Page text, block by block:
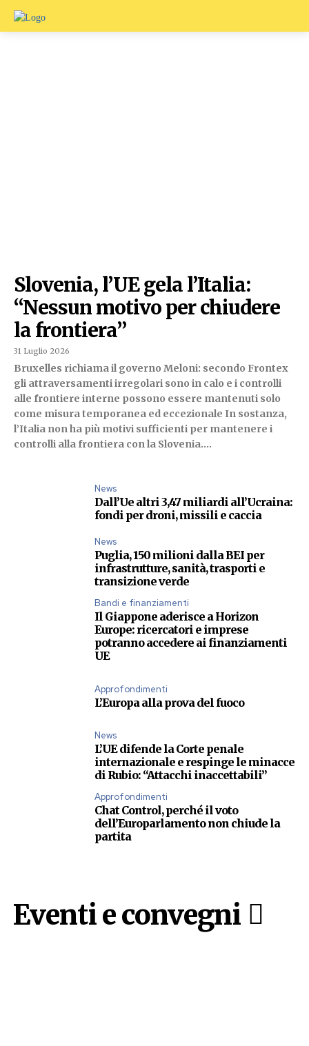
Slovenia, l’UE gela l’Italia:
“Nessun motivo per chiudere
la frontiera”
31 Luglio 2026
Bruxelles richiama il governo Meloni: secondo Frontex
gli attraversamenti irregolari sono in calo e i controlli
alle frontiere interne possono essere mantenuti solo
come misura temporanea ed eccezionale In sostanza,
l’Italia non ha più motivi sufficienti per mantenere i
controlli alla frontiera con la Slovenia....
News
Dall’Ue altri 3,47 miliardi all’Ucraina:
fondi per droni, missili e caccia
News
Puglia, 150 milioni dalla BEI per
infrastrutture, sanità, trasporti e
transizione verde
Bandi e finanziamenti
Il Giappone aderisce a Horizon
Europe: ricercatori e imprese
potranno accedere ai finanziamenti
UE
Approfondimenti
L’Europa alla prova del fuoco
News
L’UE difende la Corte penale
internazionale e respinge le minacce
di Rubio: “Attacchi inaccettabili”
Approfondimenti
Chat Control, perché il voto
dell’Europarlamento non chiude la
partita
Eventi e convegni